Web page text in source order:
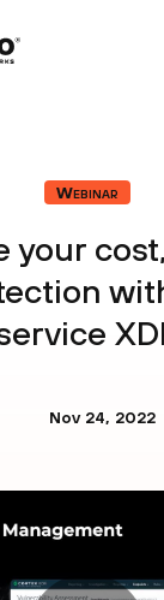
Webinar
your
Nov 24, 2022